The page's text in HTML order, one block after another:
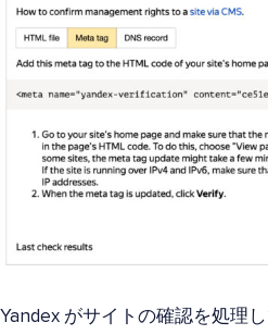
Yandex がサイトの確認を処理